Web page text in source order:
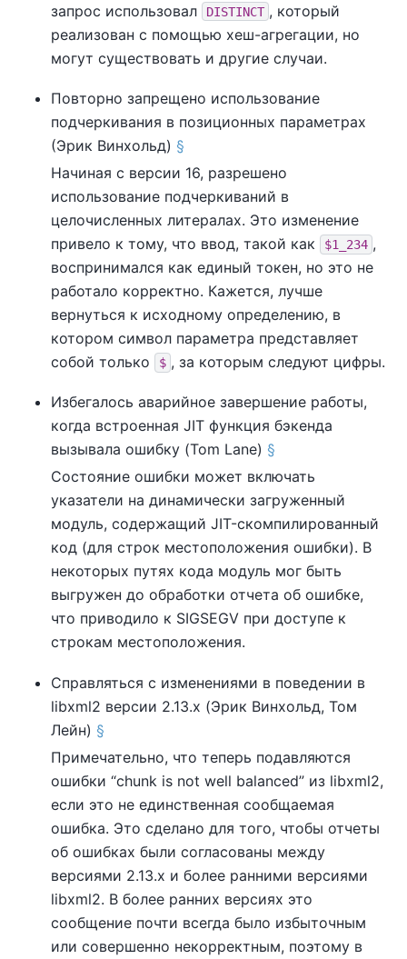
запрос использовал
DISTINCT , который
реализован с помощью хеш-агрегации, но
могут существовать и другие случаи.
Повторно запрещено использование
подчеркивания в позиционных параметрах
(Эрик Винхольд) §
Начиная с версии 16, разрешено
использование подчеркиваний в
целочисленных литералах. Это изменение
привело к тому, что ввод, такой как
$1_234 ,
воспринимался как единый токен, но это не
работало корректно. Кажется, лучше
вернуться к исходному определению, в
котором символ параметра представляет
собой только
$ , за которым следуют цифры.
Избегалось аварийное завершение работы,
когда встроенная JIT функция бэкенда
вызывала ошибку (Tom Lane) §
Состояние ошибки может включать
указатели на динамически загруженный
модуль, содержащий JIT-скомпилированный
код (для строк местоположения ошибки). В
некоторых путях кода модуль мог быть
выгружен до обработки отчета об ошибке,
что приводило к SIGSEGV при доступе к
строкам местоположения.
Справляться с изменениями в поведении в
libxml2 версии 2.13.x (Эрик Винхольд, Том
Лейн) §
Примечательно, что теперь подавляются
ошибки “chunk is not well balanced” из libxml2,
если это не единственная сообщаемая
ошибка. Это сделано для того, чтобы отчеты
об ошибках были согласованы между
версиями 2.13.x и более ранними версиями
libxml2. В более ранних версиях это
сообщение почти всегда было избыточным
или совершенно некорректным, поэтому в